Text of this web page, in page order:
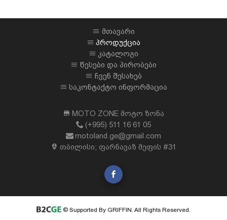
მთავარი
პროდუქცია
კატალოგი
წესები და პირობები
ჩვენ შესახებ
საკონტაქტო ინფორმაცია
MOTO ZONE მოტო ზონა
(+995) 511 16 61 05
motoland.ge@gmail.com
თბილისი; ფარნავაზ მეფის #31
© Supported By GRIFFIN. All Rights Reserved.